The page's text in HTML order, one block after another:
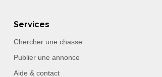
Services
Chercher une chasse
Publier une annonce
Aide & contact